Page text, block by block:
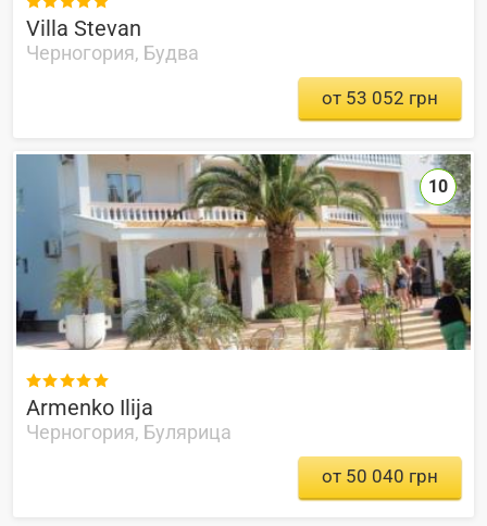
Villa Stevan
Черногория, Будва
от 53 052 грн

Armenko Ilija
Черногория, Булярица
10
от 50 040 грн